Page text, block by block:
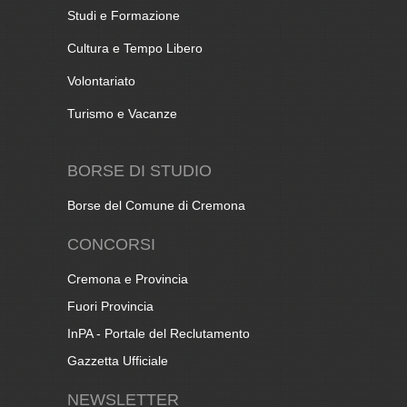
Studi e Formazione
Cultura e Tempo Libero
Volontariato
Turismo e Vacanze
BORSE DI STUDIO
Borse del Comune di Cremona
CONCORSI
Cremona e Provincia
Fuori Provincia
InPA - Portale del Reclutamento
Gazzetta Ufficiale
NEWSLETTER